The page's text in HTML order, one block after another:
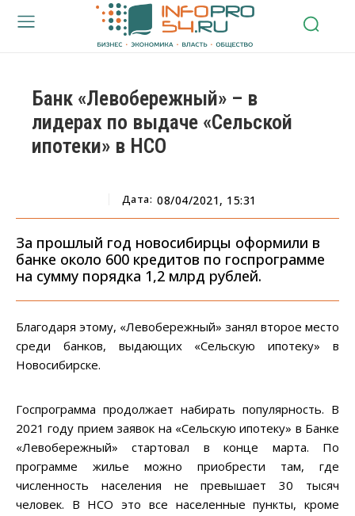
Банк «Левобережный» – в
лидерах по выдаче «Сельской
ипотеки» в НСО
Дата: 08/04/2021, 15:31
За прошлый год новосибирцы оформили в
банке около 600 кредитов по госпрограмме
на сумму порядка 1,2 млрд рублей.
Благодаря этому, «Левобережный» занял второе место
среди банков, выдающих «Сельскую ипотеку» в
Новосибирске.
Госпрограмма продолжает набирать популярность. В
2021 году прием заявок на «Сельскую ипотеку» в Банке
«Левобережный» стартовал в конце марта. По
программе жилье можно приобрести там, где
численность населения не превышает 30 тысяч
человек. В НСО это все населенные пункты, кроме